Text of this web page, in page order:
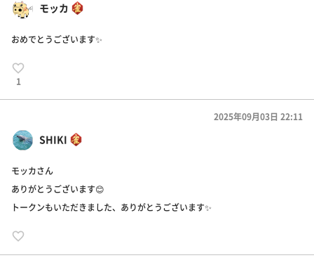
モッカ
おめでとうございます✨
1
SHIKI
2025年09月03日 22:11
モッカさん
ありがとうございます😊
トークンもいただきました、ありがとうございます✨️